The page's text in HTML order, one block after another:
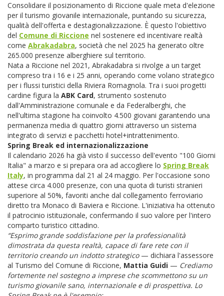
Consolidare il posizionamento di Riccione quale meta d'elezione
per il turismo giovanile internazionale, puntando su sicurezza,
qualità dell'offerta e destagionalizzazione. È questo l'obiettivo
del Comune di Riccione nel sostenere ed incentivare realtà
come Abrakadabra, società che nel 2025 ha generato oltre
265.000 presenze alberghiere sul territorio.
Nata a Riccione nel 2021, Abrakadabra si rivolge a un target
compreso tra i 16 e i 25 anni, operando come volano strategico
per i flussi turistici della Riviera Romagnola. Tra i suoi progetti
cardine figura la ABK Card, strumento sostenuto
dall'Amministrazione comunale e da Federalberghi, che
nell'ultima stagione ha coinvolto 4.500 giovani garantendo una
permanenza media di quattro giorni attraverso un sistema
integrato di servizi e pacchetti hotel+intrattenimento.
Spring Break ed internazionalizzazione
Il calendario 2026 ha già visto il successo dell'evento "100 Giorni
Italia" a marzo e si prepara ora ad accogliere lo Spring Break
Italy, in programma dal 21 al 24 maggio. Per l'occasione sono
attese circa 4.000 presenze, con una quota di turisti stranieri
superiore al 50%, favoriti anche dal collegamento ferroviario
diretto tra Monaco di Baviera e Riccione. L'iniziativa ha ottenuto
il patrocinio istituzionale, confermando il suo valore per l'intero
comparto turistico cittadino.
“Esprimo grande soddisfazione per la professionalità
dimostrata da questa realtà, capace di fare rete con il
territorio creando un indotto strategico — dichiara l'assessore
al Turismo del Comune di Riccione, Mattia Guidi — Crediamo
fortemente nel sostegno a imprese che scommettono su un
turismo giovanile sano, internazionale e di prospettiva. Lo